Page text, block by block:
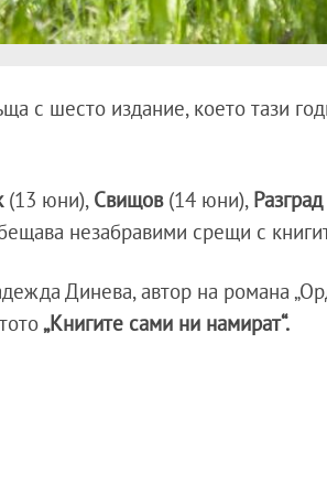
с шесто издание, което тази
(13 юни), Свищов (14 юни), Разград
незабравими срещи с
Динева, автор на романа
„Книгите сами ни намират“.